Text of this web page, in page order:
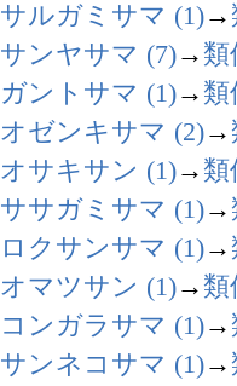
サルガミサマ (1)→
サンヤサマ (7)→ 類
ガントサマ (1)→ 類
オゼンキサマ (2)→
オサキサン (1)→ 類
ササガミサマ (1)→
ロクサンサマ (1)→
オマツサン (1)→ 類
コンガラサマ (1)→
サンネコサマ (1)→